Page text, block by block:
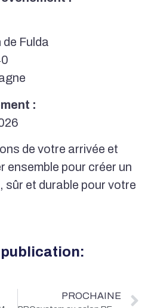
Fulda
:
de votre arrivée et
ensemble pour créer un
sûr et durable pour votre
PROCHAINE